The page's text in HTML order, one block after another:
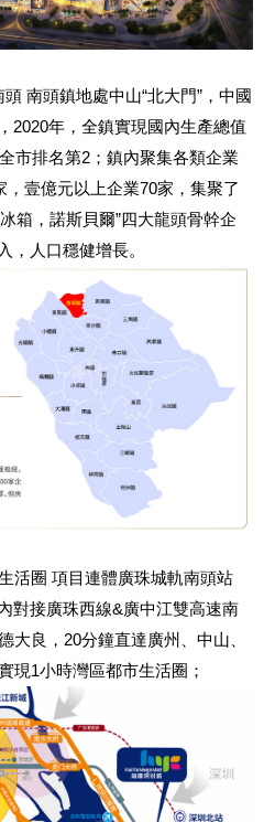
南頭鎮地處中山“北大門”，中國
2020年，全鎮實現國內生產總值
市排名第2；鎮內聚集各類企業
壹億元以上企業70家，集聚了
箱，諾斯貝爾”四大龍頭骨幹企
，人口穩健增長。
圈 項目連體廣珠城軌南頭站
對接廣珠西線&廣中江雙高速南
大良，20分鐘直達廣州、中山、
現1小時灣區都市生活圈；